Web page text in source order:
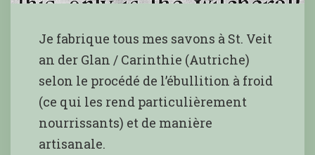
Je fabrique tous mes savons à St. Veit
an der Glan / Carinthie (Autriche)
selon le procédé de l’ébullition à froid
(ce qui les rend particulièrement
nourrissants) et de manière
artisanale.